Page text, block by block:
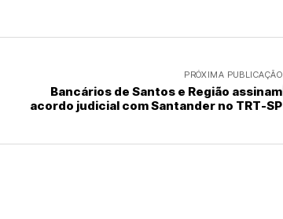
PRÓXIMA PUBLICAÇÃO
Bancários de Santos e Região assinam
acordo judicial com Santander no TRT-SP